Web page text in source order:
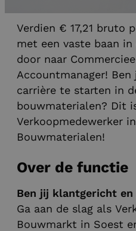
Verdien € 17,21 bruto
met een vaste baan
door naar
Accountmanager!
carrière te starten in
bouwmaterialen? Dit
Verkoopmedewerker
Bouwmaterialen!
Over de functie
Ben jij klantgericht en
Ga aan de slag als
Bouwmarkt in Soest